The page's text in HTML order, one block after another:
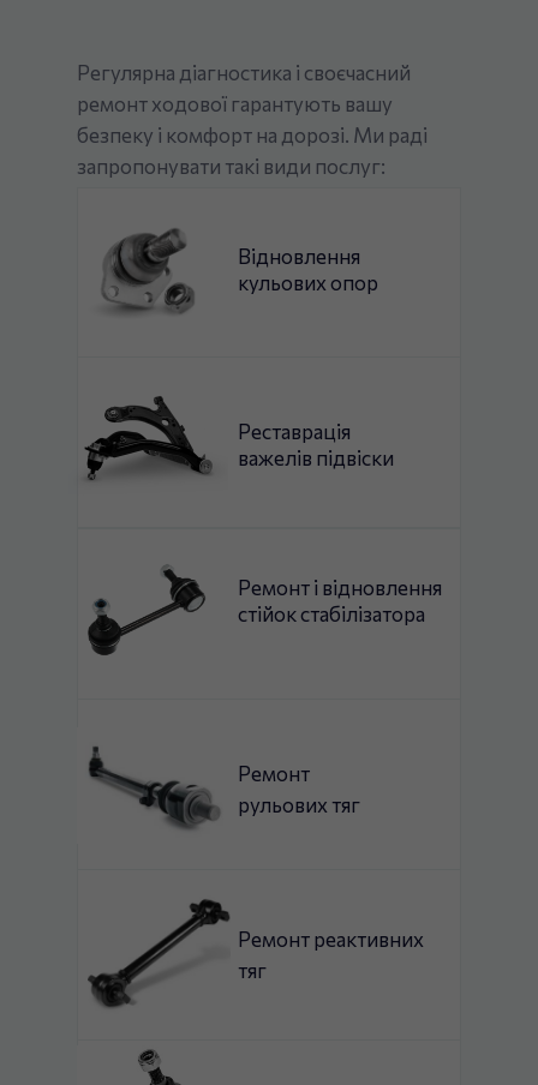
Регулярна діагностика і своєчасний
ремонт ходової гарантують вашу
безпеку і комфорт на дорозі. Ми раді
запропонувати такі види послуг:
Відновлення
кульових опор
Реставрація
важелів підвіски
Ремонт і відновлення
стійок стабілізатора
Ремонт реактивних
тяг
Ремонт
рульових тяг